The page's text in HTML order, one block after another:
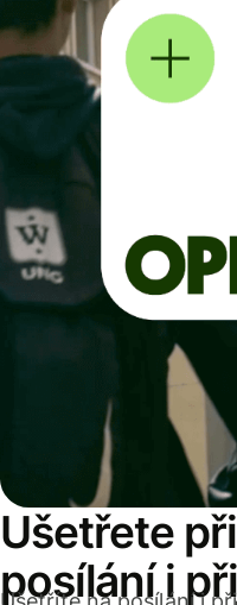
Ušetřete
posílání i